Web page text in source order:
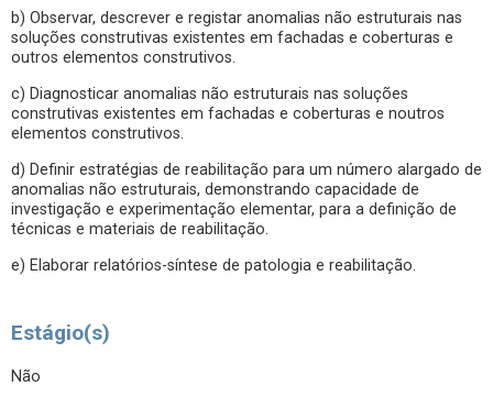
b) Observar, descrever e registar anomalias não estruturais nas
soluções construtivas existentes em fachadas e coberturas e
outros elementos construtivos.
c) Diagnosticar anomalias não estruturais nas soluções
construtivas existentes em fachadas e coberturas e noutros
elementos construtivos.
d) Definir estratégias de reabilitação para um número alargado de
anomalias não estruturais, demonstrando capacidade de
investigação e experimentação elementar, para a definição de
técnicas e materiais de reabilitação.
e) Elaborar relatórios-síntese de patologia e reabilitação.
Estágio(s)
Não